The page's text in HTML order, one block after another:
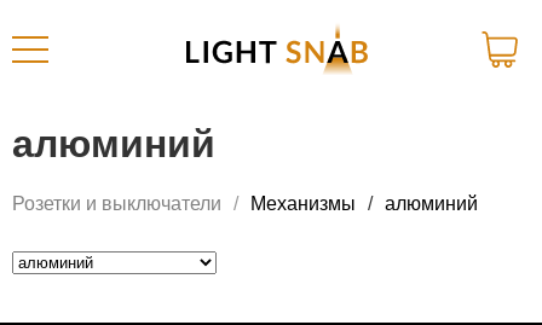
алюминий
Розетки и выключатели Механизмы алюминий